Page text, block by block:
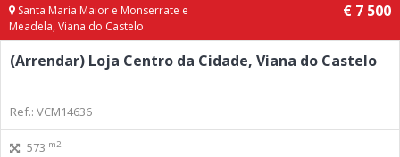
Santa Maria Maior e Monserrate e
Meadela, Viana do Castelo
€ 7 500
(Arrendar) Loja Centro da Cidade, Viana do Castelo
Ref.: VCM14636
573 m2